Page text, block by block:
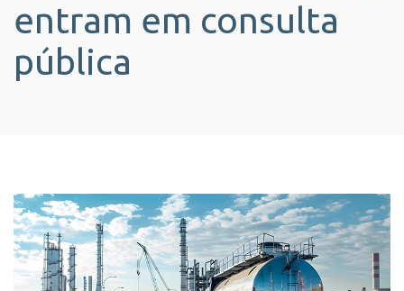
entram em consulta
pública